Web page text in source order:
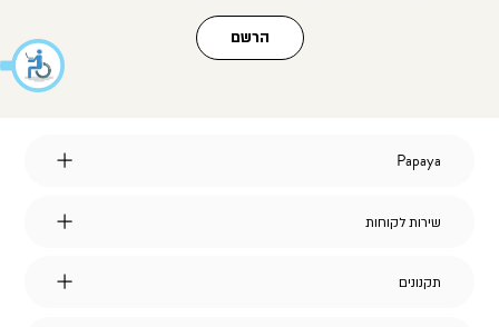
הרשם
Papaya
Papaya
הצהרת נגישות
שירות
שירות לקוחות
משלוחים
תקנונים
תקנונים